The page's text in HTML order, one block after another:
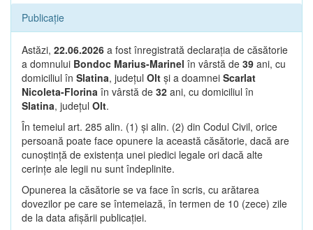
Publicație
Astăzi, 22.06.2026 a fost înregistrată declarația de căsătorie
a domnului Bondoc Marius-Marinel în vârstă de 39 ani, cu
domiciliul în Slatina, județul Olt și a doamnei Scarlat
Nicoleta-Florina în vârstă de 32 ani, cu domiciliul în
Slatina, județul Olt.
În temeiul art. 285 alin. (1) și alin. (2) din Codul Civil, orice
persoană poate face opunere la această căsătorie, dacă are
cunoștință de existența unei piedici legale ori dacă alte
cerințe ale legii nu sunt îndeplinite.
Opunerea la căsătorie se va face în scris, cu arătarea
dovezilor pe care se întemeiază, în termen de 10 (zece) zile
de la data afișării publicației.